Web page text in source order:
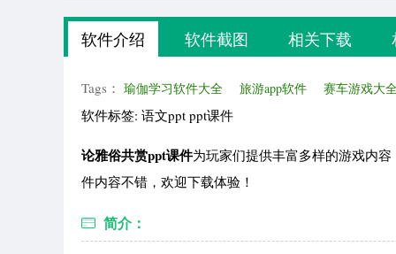
软件介绍 软件截图 相关下载
Tags： 瑜伽学习软件大全 旅游app软件 赛车游戏大
软件标签: 语文ppt ppt课件
论雅俗共赏ppt课件为玩家们提供丰富多样的游戏内
件内容不错，欢迎下载体验！
简介：